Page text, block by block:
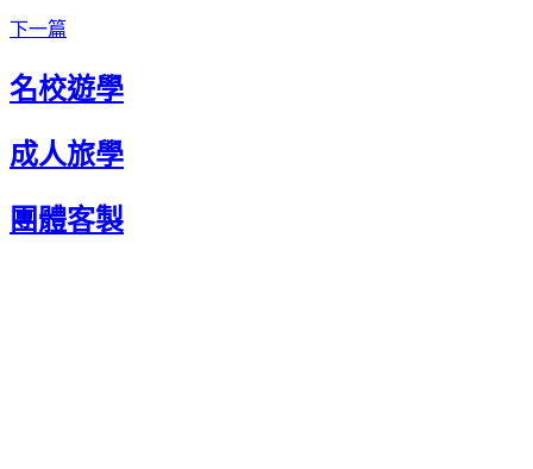
下一篇
名校遊學
成人旅學
團體客製